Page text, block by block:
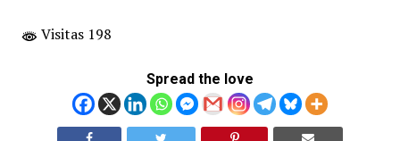
Visitas 198
Spread the love